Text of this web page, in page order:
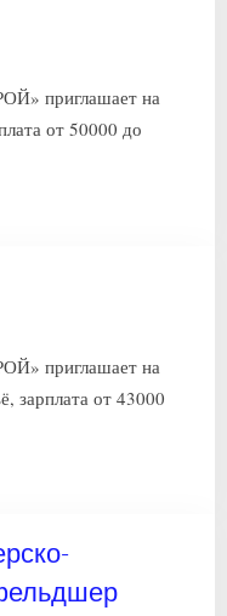
приглашает на
от 50000 до
приглашает на
зарплата от 43000